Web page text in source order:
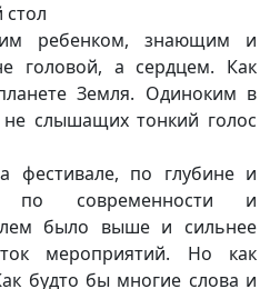
ребенком, знающим и
головой, а сердцем. Как
Земля. Одиноким в
слышащих тонкий голос
фестивале, по глубине и
по современности и
было выше и сильнее
мероприятий. Но как
будто бы многие слова и